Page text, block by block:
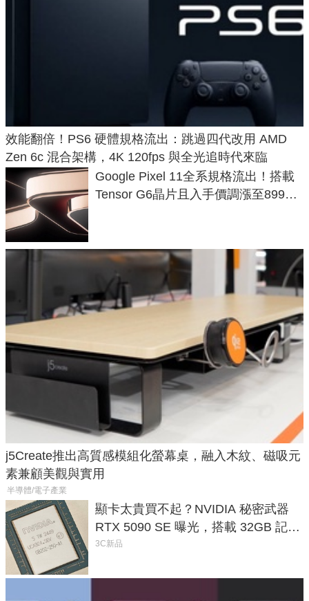
效能翻倍！PS6 硬體規格流出：跳過四代改用 AMD
Zen 6c 混合架構，4K 120fps 與全光追時代來臨
Google Pixel 11全系規格流出！搭載
Tensor G6晶片且入手價調漲至899美
j5Create推出高質感模組化螢幕桌，融入木紋、磁吸元
素兼顧美觀與實用
半導體/電子產業
顯卡太貴買不起？NVIDIA 秘密武器
RTX 5090 SE 曝光，搭載 32GB 記憶
體
3C新品